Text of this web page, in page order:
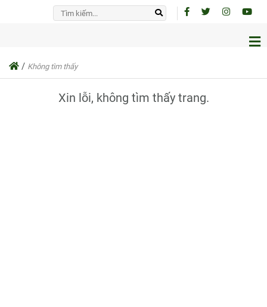
/ Không tìm thấy
Xin lỗi, không tìm thấy trang.